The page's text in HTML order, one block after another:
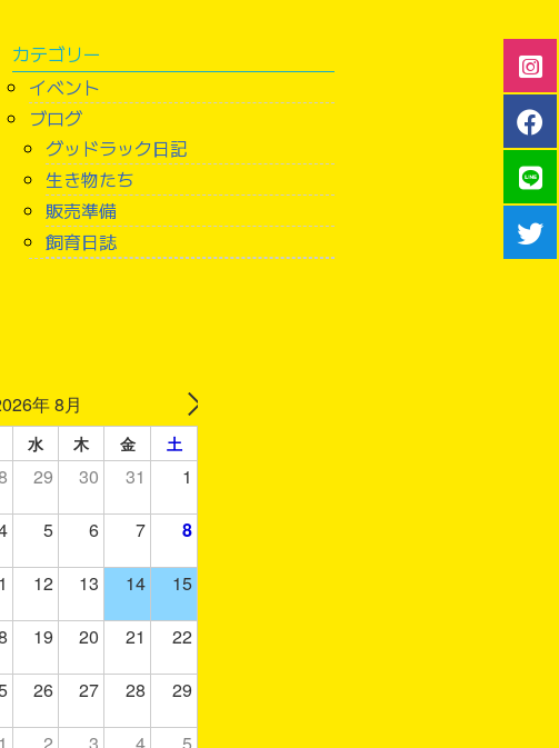
カテゴリー
イベント
ブログ
グッドラック日記
生き物たち
販売準備
飼育日誌
年 8月
水 木 金 土
29 30 31 1
5 6 7 8
12 13 14 15
19 20 21 22
26 27 28 29
1 2 3 4 5